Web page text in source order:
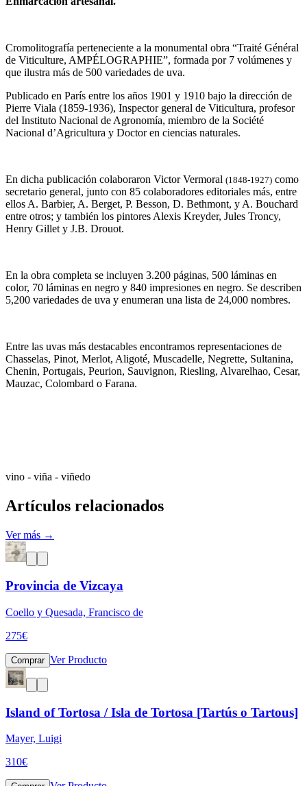
Cromolitografía perteneciente a la monumental obra “Traité Général
de Viticulture, AMPÉLOGRAPHIE”, formada por 7 volúmenes y
que ilustra más de 500 variedades de uva.
Publicado en París entre los años 1901 y 1910 bajo la dirección de
Pierre Viala (1859-1936), Inspector general de Viticultura, profesor
del Instituto Nacional de Agronomía, miembro de la Société
Nacional d’Agricultura y Doctor en ciencias naturales.
En dicha publicación colaboraron Victor Vermoral (1848-1927) como
secretario general, junto con 85 colaboradores editoriales más, entre
ellos A. Barbier, A. Berget, P. Besson, D. Bethmont, y A. Bouchard
entre otros; y también los pintores Alexis Kreyder, Jules Troncy,
Henry Gillet y J.B. Drouot.
En la obra completa se incluyen 3.200 páginas, 500 láminas en
color, 70 láminas en negro y 840 impresiones en negro. Se describen
5,200 variedades de uva y enumeran una lista de 24,000 nombres.
Entre las uvas más destacables encontramos representaciones de
Chasselas, Pinot, Merlot, Aligoté, Muscadelle, Negrette, Sultanina,
Chenin, Portugais, Peurion, Sauvignon, Riesling, Alvarelhao, Cesar,
Mauzac, Colombard o Farana.
vino - viña - viñedo
Artículos relacionados
Ver más →
Provincia de Vizcaya
Coello y Quesada, Francisco de
275€
Comprar Ver Producto
Island of Tortosa / Isla de Tortosa [Tartús o Tartous]
Mayer, Luigi
310€